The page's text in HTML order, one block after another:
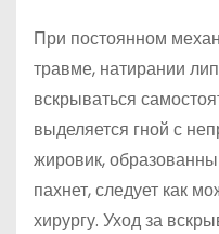
При постоянном
травме, натирании
вскрываться
выделяется гной с
жировик,
пахнет, следует как
хирургу. Уход за